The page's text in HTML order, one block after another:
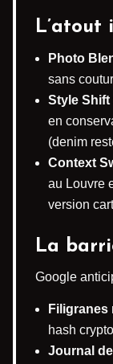
L’atout
Photo
sans
Style Shift
en
(denim
Context
au Louvre
version
La
Google
hash
Journal